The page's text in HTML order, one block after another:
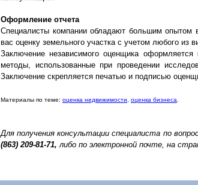
Оформление отчета
Специалисты компании обладают большим опытом
вас оценку земельного участка с учетом любого из
Заключение независимого оценщика
методы, использованные при проведении
Заключение скрепляется печатью и подписью
Материалы по теме: оценка недвижимости оценка бизнеса
Для получения консультации специалиста по
(863) 209-81-71, либо по электронной почте, на